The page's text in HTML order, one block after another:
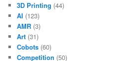
3D Printing (44)
AI (123)
AMR (3)
Art (31)
Cobots (60)
Competition (50)